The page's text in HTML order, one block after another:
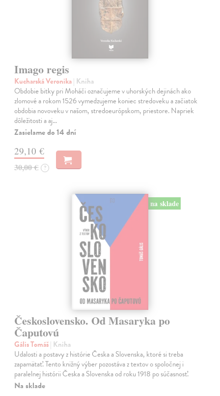
Imago regis
Kucharská Veronika| Kniha
Obdobie bitky pri Moháči označujeme v uhorských dejinách ako
zlomové a rokom 1526 vymedzujeme koniec stredoveku a začiatok
obdobia novoveku v našom, stredoeurópskom, priestore. Napriek
dôležitosti a aj…
Zasielame do 14 dní
29,10 €
30,00 € ?
na sklade
Československo. Od Masaryka po
Čaputovú
Gális Tomáš| Kniha
Udalosti a postavy z histórie Česka a Slovenska, ktoré si treba
zapamätať. Tento knižný výber pozostáva z textov o spoločnej i
paralelnej histórii Česka a Slovenska od roku 1918 po súčasnosť.
Na sklade